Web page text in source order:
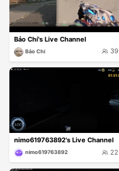
Bảo Chí's Live Channel
Bảo Chí 39
nimo619763892's Live Channel
nimo619763892 22